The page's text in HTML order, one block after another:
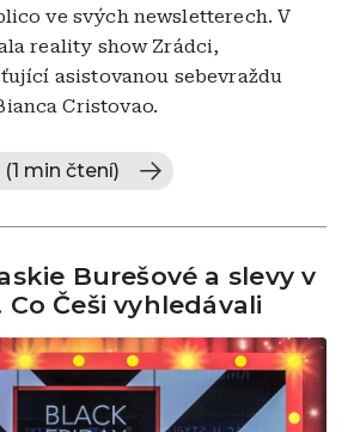
ve svých newsletterech. V
reality show Zrádci,
asistovanou sebevraždu
Cristovao.
min čtení)
Burešové a slevy v
Češi vyhledávali